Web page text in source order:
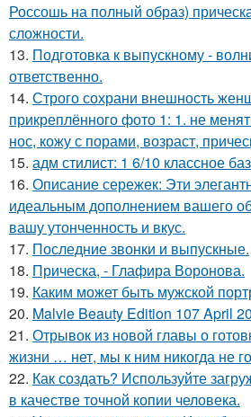
Россошь на полный образ)
сложности.
13. Подготовка к выпускному -
ответственно.
14. Строго сохрани внешность
прикреплённого фото 1: 1. не
нос, кожу с порами, возраст,
15. адм стилист: 1 6/10 классное
16. Описание сережек: Эти
идеальным дополнением вашего
вашу утонченность и вкус.
17. Последние звонки и выпускные.
18. Прическа, - Глафира Воронова.
19. Каким может быть мужской
20. Malvie Beauty Edition 107 April
21. Отрывок из новой главы о
жизни … нет, мы к ним никогда не
22. Как создать? Используйте
в качестве точной копии человека.